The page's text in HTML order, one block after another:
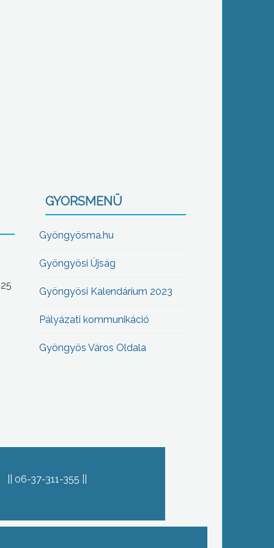
GYORSMENÜ
Gyöngyösma.hu
Gyöngyösi Újság
Gyöngyösi Kalendárium 2023
Pályázati kommunikáció
Gyöngyös Város Oldala
06-37-311-355